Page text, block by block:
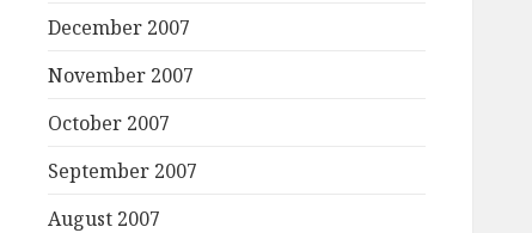
December 2007
November 2007
October 2007
September 2007
August 2007